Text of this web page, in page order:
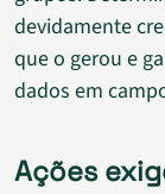
devidamente
que o gerou e
dados em
Ações